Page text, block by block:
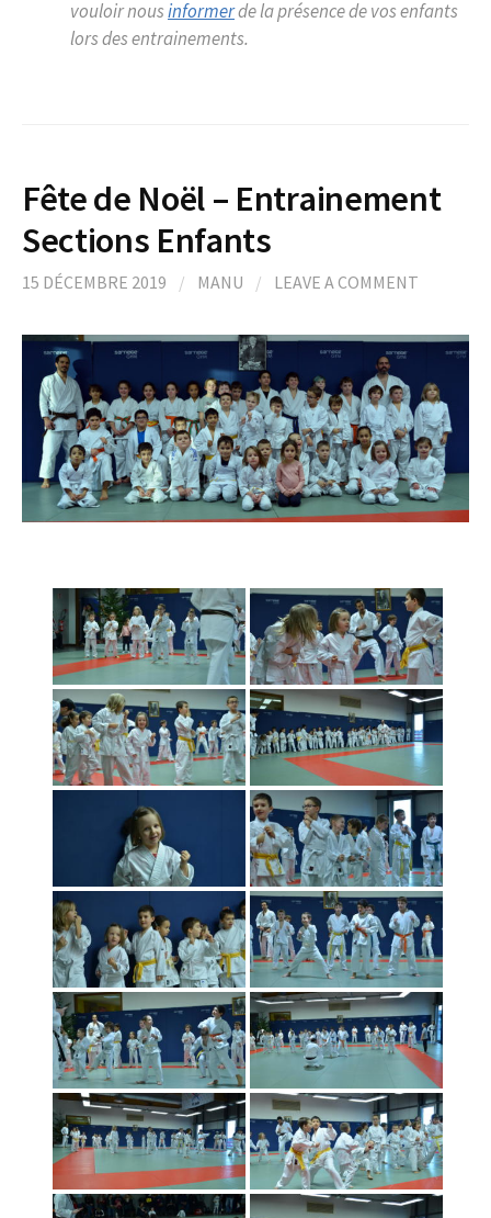
vouloir nousinformerde la présence de vos enfants
lors des entrainements.
Fête de Noël – Entrainement
Sections Enfants
15 DÉCEMBRE 2019 / MANU / LEAVE A COMMENT